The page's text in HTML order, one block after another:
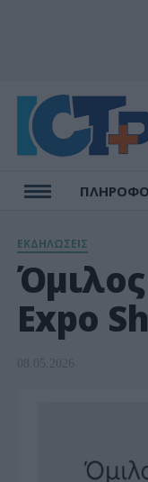
ΕΚΔΗΛΩΣΕΙΣ
Expo
08.05.2026